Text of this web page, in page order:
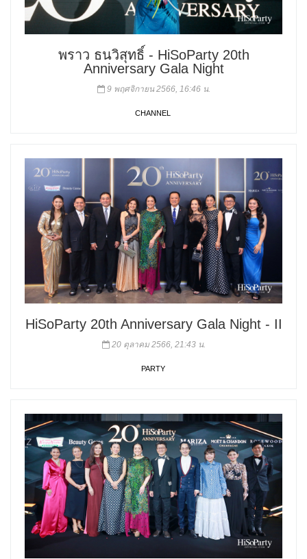
พราว ธนวิสุทธิ์ - HiSoParty 20th
Anniversary Gala Night
9 พฤศจิกายน 2566, 16:46 น.
CHANNEL
HiSoParty 20th Anniversary Gala Night - II
20 ตุลาคม 2566, 21:43 น.
PARTY